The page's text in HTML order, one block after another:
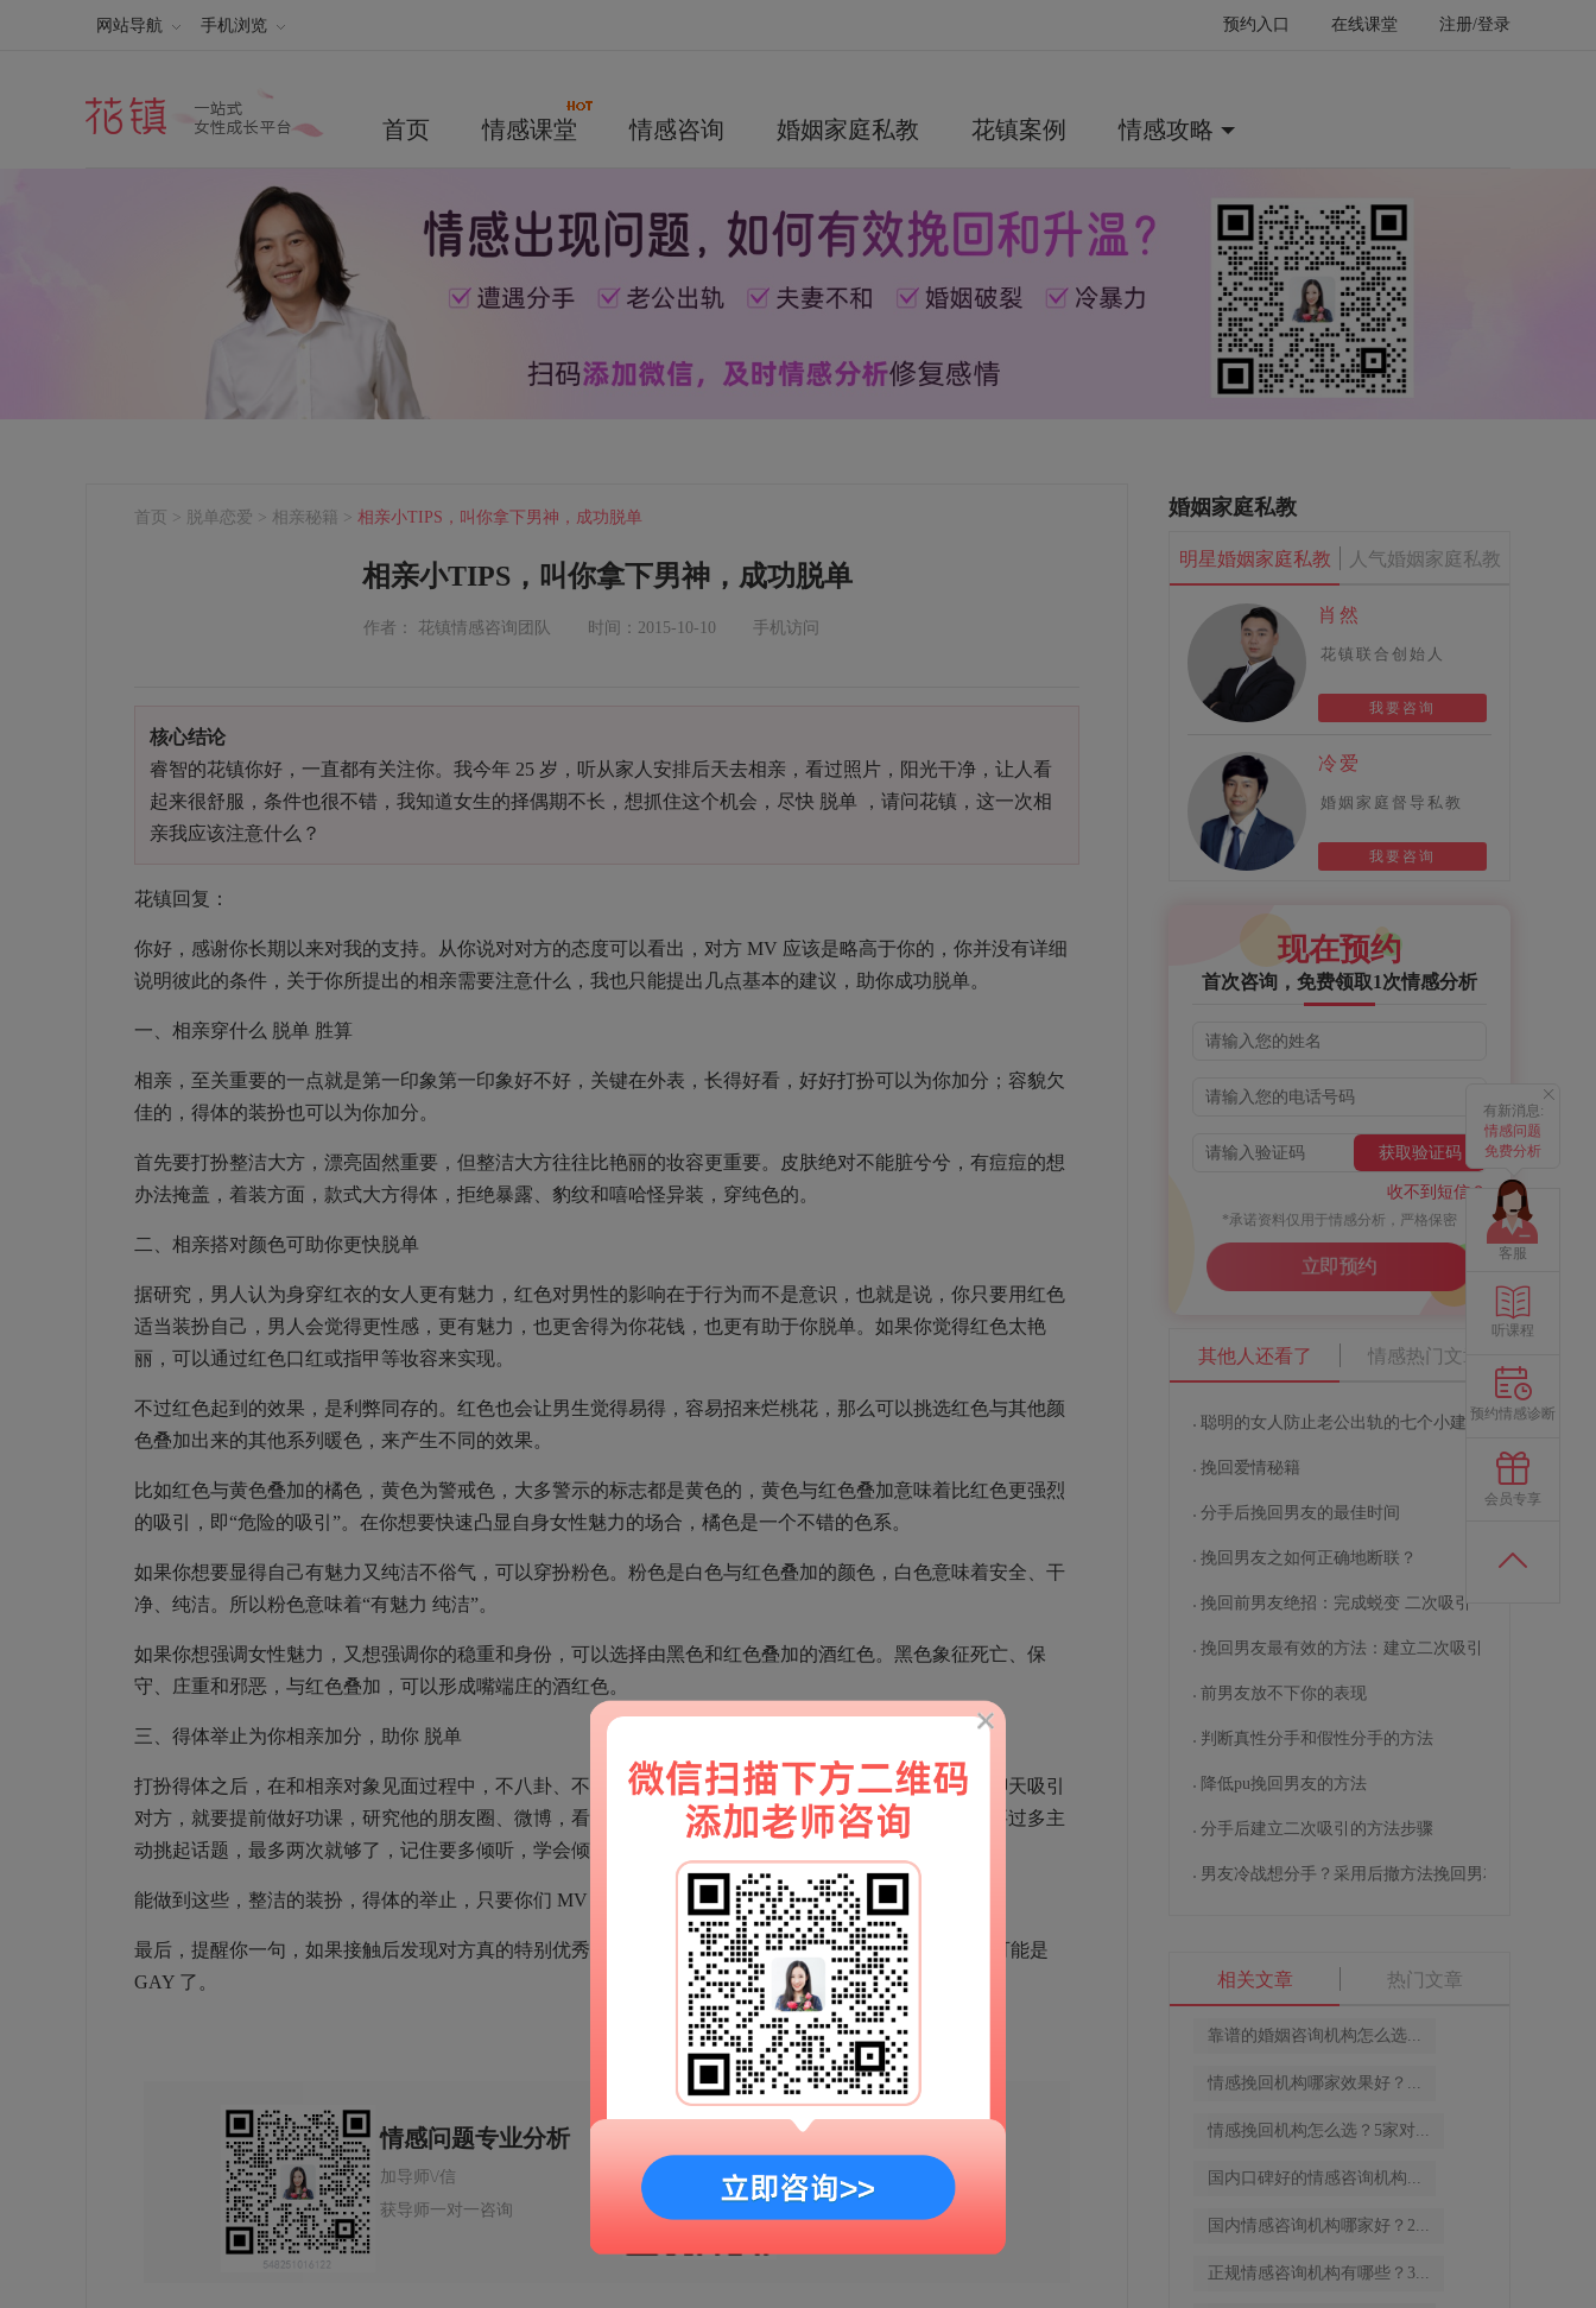
预约入口 在线课堂 注册/登录
网站导航 手机浏览
首页 情感课堂 情感咨询 婚姻家庭私教 花镇案例 情感攻略
首页 > 脱单恋爱 > 相亲秘籍 > 相亲小TIPS，叫你拿下男神，成功脱单
相亲小TIPS，叫你拿下男神，成功脱单
作者： 花镇情感咨询团队 时间：2015-10-10 手机访问
核心结论
睿智的花镇你好，一直都有关注你。我今年 25 岁，听从家人安排后天去相亲，看过照片，阳光干净，让人看
起来很舒服，条件也很不错，我知道女生的择偶期不长，想抓住这个机会，尽快 脱单 ，请问花镇，这一次相
亲我应该注意什么？
花镇回复：
你好，感谢你长期以来对我的支持。从你说对对方的态度可以看出，对方 MV 应该是略高于你的，你并没有详细
说明彼此的条件，关于你所提出的相亲需要注意什么，我也只能提出几点基本的建议，助你成功脱单。
一、相亲穿什么 脱单 胜算
相亲，至关重要的一点就是第一印象第一印象好不好，关键在外表，长得好看，好好打扮可以为你加分；容貌欠
佳的，得体的装扮也可以为你加分。
首先要打扮整洁大方，漂亮固然重要，但整洁大方往往比艳丽的妆容更重要。皮肤绝对不能脏兮兮，有痘痘的想
办法掩盖，着装方面，款式大方得体，拒绝暴露、豹纹和嘻哈怪异装，穿纯色的。
二、相亲搭对颜色可助你更快脱单
据研究，男人认为身穿红衣的女人更有魅力，红色对男性的影响在于行为而不是意识，也就是说，你只要用红色
适当装扮自己，男人会觉得更性感，更有魅力，也更舍得为你花钱，也更有助于你脱单。如果你觉得红色太艳
丽，可以通过红色口红或指甲等妆容来实现。
不过红色起到的效果，是利弊同存的。红色也会让男生觉得易得，容易招来烂桃花，那么可以挑选红色与其他颜
色叠加出来的其他系列暖色，来产生不同的效果。
比如红色与黄色叠加的橘色，黄色为警戒色，大多警示的标志都是黄色的，黄色与红色叠加意味着比红色更强烈
的吸引，即“危险的吸引”。在你想要快速凸显自身女性魅力的场合，橘色是一个不错的色系。
如果你想要显得自己有魅力又纯洁不俗气，可以穿扮粉色。粉色是白色与红色叠加的颜色，白色意味着安全、干
净、纯洁。所以粉色意味着“有魅力 纯洁”。
如果你想强调女性魅力，又想强调你的稳重和身份，可以选择由黑色和红色叠加的酒红色。黑色象征死亡、保
守、庄重和邪恶，与红色叠加，可以形成嘴端庄的酒红色。
三、得体举止为你相亲加分，助你 脱单
打扮得体之后，在和相亲对象见面过程中，不八卦、不撒泼、少说话、多微笑、表现温柔。如果想通过聊天吸引
对方，就要提前做好功课，研究他的朋友圈、微博，看对方喜欢什么，从对方爱好入手搭话聊天，但不要过多主
动挑起话题，最多两次就够了，记住要多倾听，学会倾听。
能做到这些，整洁的装扮，得体的举止，只要你们 MV 相差不大，成功拿下对方，快速脱单并不难。
最后，提醒你一句，如果接触后发现对方真的特别优秀，
远远高于你，且长期单身，就要提防对方可能是
GAY 了。
情感问题专业分析
加导师\/信
获导师一对一咨询
移动端官网
扫一扫
解锁更多情感秘籍
婚姻家庭私教
明星婚姻家庭私教 人气婚姻家庭私教
肖然
花镇联合创始人
我要咨询
冷爱
婚姻家庭督导私教
我要咨询
现在预约
首次咨询，免费领取1次情感分析
获取验证码
收不到短信？
*承诺资料仅用于情感分析，严格保密
立即预约
其他人还看了 情感热门文章
聪明的女人防止老公出轨的七个小建议
挽回爱情秘籍
分手后挽回男友的最佳时间
挽回男友之如何正确地断联？
挽回前男友绝招：完成蜕变 二次吸引
挽回男友最有效的方法：建立二次吸引
前男友放不下你的表现
判断真性分手和假性分手的方法
降低pu挽回男友的方法
分手后建立二次吸引的方法步骤
男友冷战想分手？采用后撤方法挽回男友
相关文章 热门文章
靠谱的婚姻咨询机构怎么选...
情感挽回机构哪家效果好？...
情感挽回机构怎么选？5家对...
国内口碑好的情感咨询机构...
国内情感咨询机构哪家好？2...
正规情感咨询机构有哪些？3...
有新消息:
情感问题
免费分析
客服
听课程
预约情感诊断
会员专享